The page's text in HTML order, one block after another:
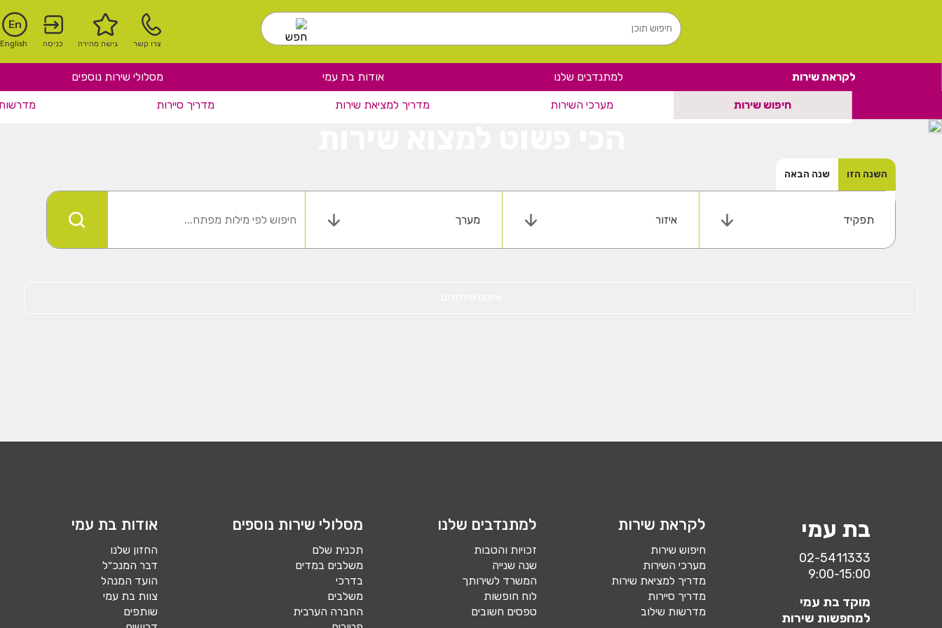
צרו קשר גישה מהירה כניסה
En
English
לקראת שירות
חיפוש שירות מערכי השירות מדריך למציאת שירות מדריך סיירות
למתנדבים שלנו אודות בת עמי מסלולי שירות נוספים
השנה הזו שנה הבאה
תפקיד איזור מערך
בת עמי
02-5411333
9:00-15:00
מוקד בת עמי
למחפשות שירות
לקראת שירות
חיפוש שירות
מערכי השירות
מדריך למציאת שירות
מדריך סיירות
מדרשות שילוב
למתנדבים שלנו
זכויות והטבות
שנה שנייה
המשרד לשירותך
לוח חופשות
טפסים חשובים
מסלולי שירות נוספים
תכנית שלם
משלבים במדים
בדרכי
משלבים
החברה הערבית
אודות בת עמי
החזון שלנו
דבר המנכ״ל
הועד המנהל
צוות בת עמי
שותפים